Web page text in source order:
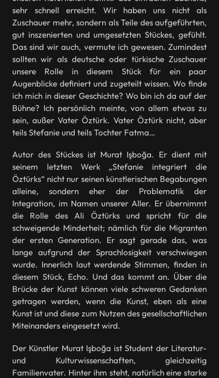
sehr schnell erreicht. Wir haben uns nicht als
Zuschauer mehr, sondern als Teile des aufgeführten,
gut inszenierten und umgesetzten Stückes, gefühlt.
Das sind wir auch, vermute ich gewesen. Zumindest
sollten wir als deutsche oder türkische Zuschauer
unsere Rolle in diesem Stück für ein paar
Augenblicke definiert und zugeteilt wissen. Wo finde
ich mich in dieser Geschichte? Wo bin ich da auf der
Bühne? Ich persönlich meinte, von allem etwas zu
sein, außer Vater Öztürk. Vater Öztürk nicht, aber
teils Stefanie und teils Tochter Fatma…
Autor des Stückes ist Murat Işboğa. Er dient mit
seinem letzten Werk „Stefanie integriert die
Öztürks“ nicht nur seinen künstlerischen Begabungen
alleine, sondern eher der Problematik der
Integration, im Namen unserer Aller. Er übernimmt
die Rolle des Ali Öztürks und spricht für die
schweigende Minderheit; nämlich für die Migranten
der ersten Generation. Er sagt gerade das, was
lange aufgrund der Sprachlosigkeit verschwiegen
wurde. Innerlich laut werdende Stimmen, finden in
diesem Stück, Echo. Und das kommt an. Über die
Brücke der Kunst können viele schweren Gedanken
getragen werden, wenn die Kunst, eben als eine
Kunst ist und diese zum Nutzen des gesellschaftlichen
Miteinanders eingesetzt wird.
Der Künstler Murat Işboğa ist Student der Literatur-
und Kulturwissenschaften, gleichzeitig
Familienvater. Hinter ihm steht, natürlich eine starke